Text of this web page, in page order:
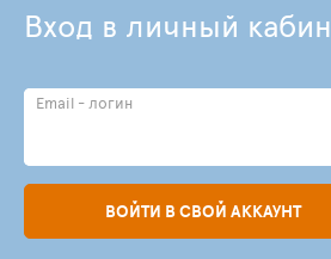
Вход в личный
Email - логин
ВОЙТИ В СВОЙ АККАУНТ